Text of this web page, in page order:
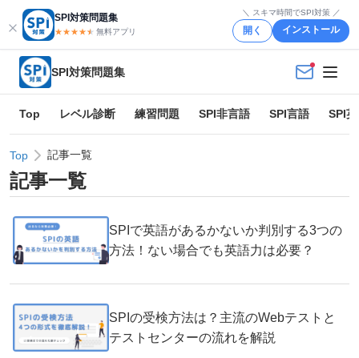
SPI対策問題集
★★★★★
★ 無料アプリ
＼ スキマ時間でSPI対策 ／
開く インストール
SPI対策問題集
Top レベル診断 練習問題 SPI非言語 SPI言語 SPI
Top 記事一覧
記事一覧
SPIで英語があるかないか判別する3つの
方法！ない場合でも英語力は必要？
SPIの受検方法は？主流のWebテストと
テストセンターの流れを解説